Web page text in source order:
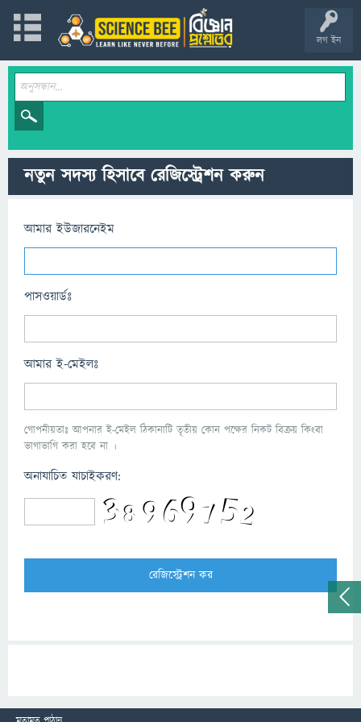
লগ ইন
নতুন সদস্য হিসাবে রেজিস্ট্রেশন করুন
আমার ইউজারনেইম
পাসওয়ার্ডঃ
আমার ই-মেইলঃ
গোপনীয়তাঃ আপনার ই-মেইল ঠিকানাটি তৃতীয় কোন পক্ষের নিকট বিক্রয় কিংবা
ভাগাভাগি করা হবে না ।
অনাযাচিত যাচাইকরণ: